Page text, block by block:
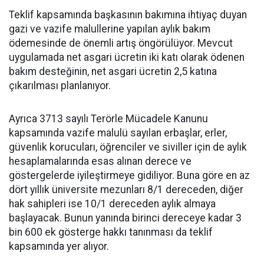
Teklif kapsamında başkasının bakımına ihtiyaç duyan
gazi ve vazife malullerine yapılan aylık bakım
ödemesinde de önemli artış öngörülüyor. Mevcut
uygulamada net asgari ücretin iki katı olarak ödenen
bakım desteğinin, net asgari ücretin 2,5 katına
çıkarılması planlanıyor.
Ayrıca 3713 sayılı Terörle Mücadele Kanunu
kapsamında vazife malulü sayılan erbaşlar, erler,
güvenlik korucuları, öğrenciler ve siviller için de aylık
hesaplamalarında esas alınan derece ve
göstergelerde iyileştirmeye gidiliyor. Buna göre en az
dört yıllık üniversite mezunları 8/1 dereceden, diğer
hak sahipleri ise 10/1 dereceden aylık almaya
başlayacak. Bunun yanında birinci dereceye kadar 3
bin 600 ek gösterge hakkı tanınması da teklif
kapsamında yer alıyor.